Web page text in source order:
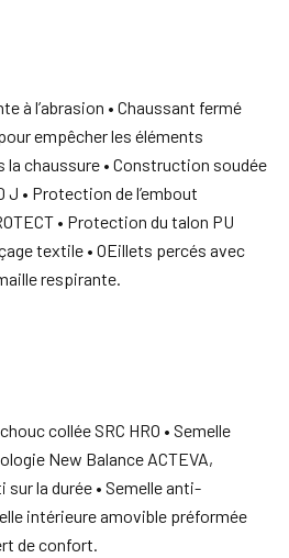
à l’abrasion • Chaussant fermé
empêcher les éléments
la chaussure • Construction soudée
• Protection de l’embout
• Protection du talon PU
textile • OEillets percés avec
respirante.
collée SRC HRO • Semelle
New Balance ACTEVA,
la durée • Semelle anti-
intérieure amovible préformée
de confort.